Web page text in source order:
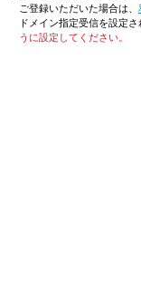
ご登録いただいた場合は、
ドメイン指定受信を設定
うに設定してください。